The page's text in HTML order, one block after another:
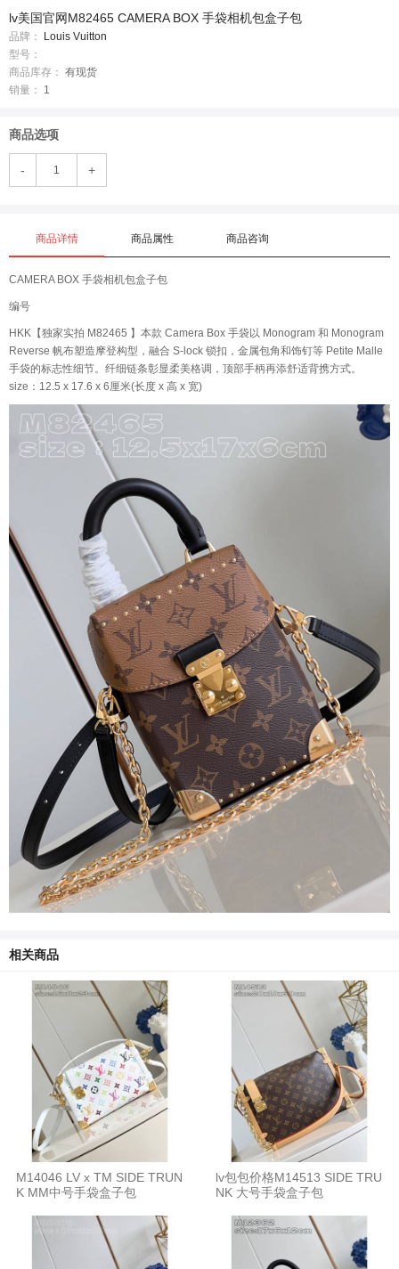
lv美国官网M82465 CAMERA BOX 手袋相机包盒子包
品牌：
Louis Vuitton
型号：
商品库存： 有现货
销量：
1
商品选项
- +
商品详情 商品属性 商品咨询
CAMERA BOX 手袋相机包盒子包
编号
HKK【独家实拍 M82465 】本款 Camera Box 手袋以 Monogram 和 Monogram
Reverse 帆布塑造摩登构型，融合 S-lock 锁扣，金属包角和饰钉等 Petite Malle
手袋的标志性细节。纤细链条彰显柔美格调，顶部手柄再添舒适背携方式。
size：12.5 x 17.6 x 6厘米(长度 x 高 x 宽)
相关商品
M14046 LV x TM SIDE TRUN
K MM中号手袋盒子包
lv包包价格M14513 SIDE TRU
NK 大号手袋盒子包